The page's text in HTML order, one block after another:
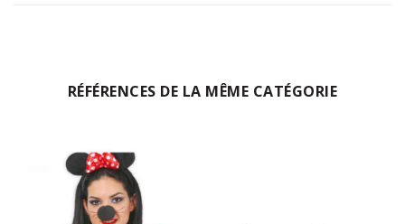
RÉFÉRENCES DE LA MÊME CATÉGORIE